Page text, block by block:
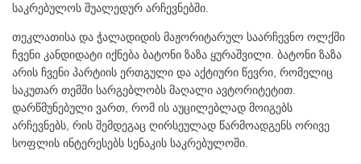
საკრებულოს შუალედურ არჩევნებში.
თეკლათისა და ჭალადიდის მაჟორიტარულ საარჩევნო ოლქში
ჩვენი კანდიდატი იქნება ბატონი ზაზა ყურაშვილი. ბატონი ზაზა
არის ჩვენი პარტიის ერთგული და აქტიური წევრი, რომელიც
საკუთარ თემში სარგებლობს მაღალი ავტორიტეტით.
დარწმუნებული ვართ, რომ ის აუცილებლად მოიგებს
არჩევნებს, რის შემდეგაც ღირსეულად წარმოადგენს ორივე
სოფლის ინტერესებს სენაკის საკრებულოში.